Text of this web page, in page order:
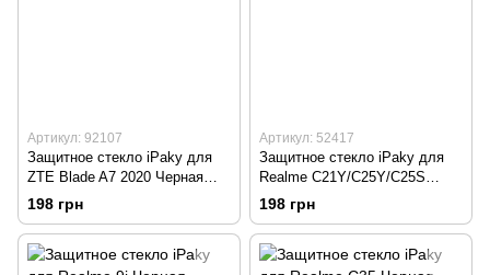
Артикул: 92107
Защитное стекло iPaky для
ZTE Blade A7 2020 Черная
рамка
198 грн
Артикул: 52417
Защитное стекло iPaky для
Realme С21Y/C25Y/C25S
Черная рамка
198 грн